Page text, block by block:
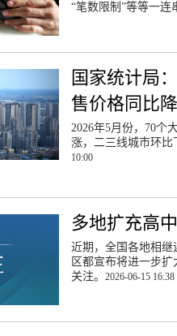
“笔数限制”等等一连
国家统计局
售价格同比
2026年5月份，70个
涨，二三线城市环
10:00
多地扩充高
近期，全国各地相
区都宣布将进一步
关注。2026-06-15 16:38